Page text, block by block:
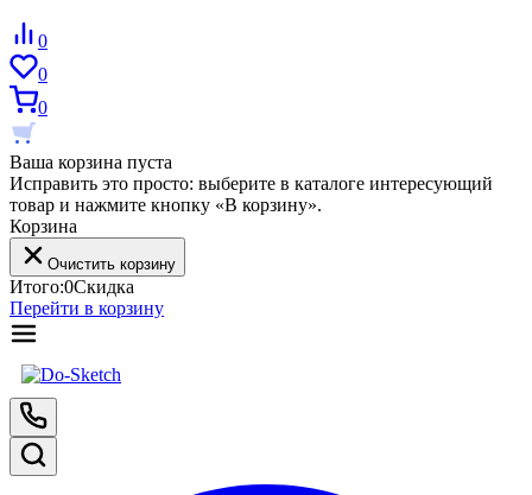
0
0
0
Ваша корзина пуста
Исправить это просто: выберите в каталоге интересующий
товар и нажмите кнопку «В корзину».
Корзина
Очистить корзину
Итого:0Скидка
Перейти в корзину